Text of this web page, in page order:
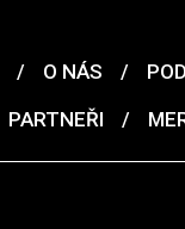
/ O NÁS /
PARTNEŘI /